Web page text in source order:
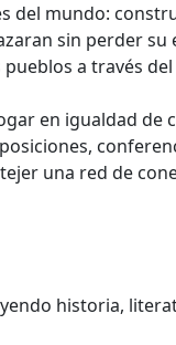
mundo:
sin perder su
a través
en igualdad de
una red de
historia,